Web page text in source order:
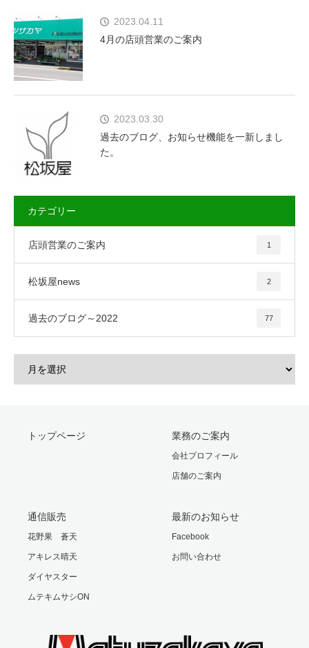
2023.04.11
4月の店頭営業のご案内
2023.03.30
過去のブログ、お知らせ機能を一新しまし
た。
カテゴリー
店頭営業のご案内 1
松坂屋news 2
過去のブログ～2022 77
トップページ 業務のご案内
会社プロフィール
店舗のご案内
通信販売
花野果 蒼天
アキレス晴天
ダイヤスター
ムテキムサシON
最新のお知らせ
Facebook
お問い合わせ